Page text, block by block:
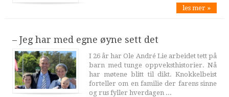
les mer »
– Jeg har med egne øyne sett det
I 26 år har Ole André Lie arbeidet tett på
barn med tunge oppveksthistorier. Nå
har møtene blitt til dikt. Knokkelbeist
forteller om en familie der farens sinne
og rus fyller hverdagen ...